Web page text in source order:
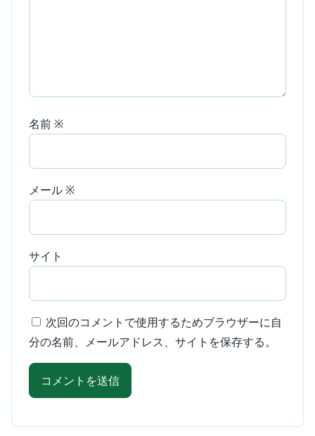
名前 ※
メール ※
サイト
次回のコメントで使用するためブラウザーに自
分の名前、メールアドレス、サイトを保存する。